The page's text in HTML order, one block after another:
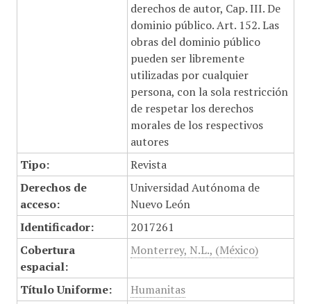
derechos de autor, Cap. III. De
dominio público. Art. 152. Las
obras del dominio público
pueden ser libremente
utilizadas por cualquier
persona, con la sola restricción
de respetar los derechos
morales de los respectivos
autores
Tipo:
Revista
Derechos de
acceso:
Universidad Autónoma de
Nuevo León
Identificador:
2017261
Cobertura
espacial:
Monterrey, N.L., (México)
Título Uniforme:
Humanitas